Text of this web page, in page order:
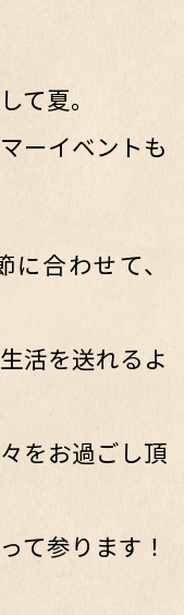
て夏。
ーイベントも
合わせて、
活を送れるよ
をお過ごし頂
て参ります！